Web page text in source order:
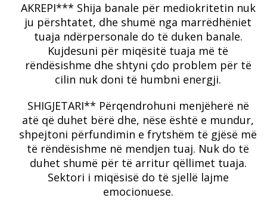
AKREPI*** Shija banale për mediokritetin nuk
ju përshtatet, dhe shumë nga marrëdhëniet
tuaja ndërpersonale do të duken banale.
Kujdesuni për miqësitë tuaja më të
rëndësishme dhe shtyni çdo problem për të
cilin nuk doni të humbni energji.
SHIGJETARI** Përqendrohuni menjëherë në
atë që duhet bërë dhe, nëse është e mundur,
shpejtoni përfundimin e frytshëm të gjësë më
të rëndësishme në mendjen tuaj. Nuk do të
duhet shumë për të arritur qëllimet tuaja.
Sektori i miqësisë do të sjellë lajme
emocionuese.